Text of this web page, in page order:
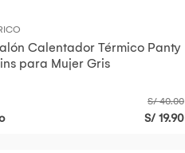
Calentador Térmico Panty
para Mujer Gris
S/ 40.00
S/ 19.90